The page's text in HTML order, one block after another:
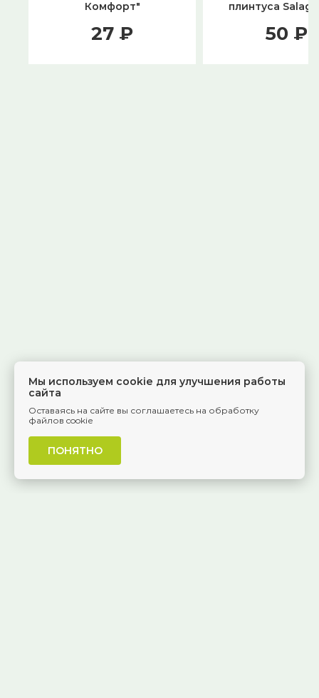
Комфорт"
27 ₽
плинтуса Salag
50 ₽
Мы используем cookie для улучшения работы
сайта
Оставаясь на сайте вы соглашаетесь на обработку
файлов cookie
ПОНЯТНО